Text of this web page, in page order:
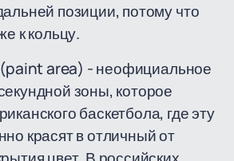
позиции, потому что
к кольцу.
(paint area) - неофициальное
зоны, которое
баскетбола, где эту
красят в отличный от